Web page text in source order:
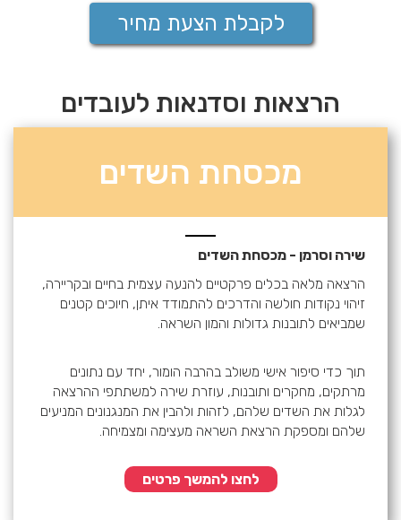
לקבלת הצעת מחיר
הרצאות וסדנאות לעובדים
מכסחת השדים
שירה וסרמן - מכסחת השדים
הרצאה מלאה בכלים פרקטיים להנעה עצמית בחיים ובקריירה,
זיהוי נקודות חולשה והדרכים להתמודד איתן, חיוכים קטנים
שמביאים לתובנות גדולות והמון השראה.
תוך כדי סיפור אישי משולב בהרבה הומור, יחד עם נתונים
מרתקים, מחקרים ותובנות, עוזרת שירה למשתתפי ההרצאה
לגלות את השדים שלהם, לזהות ולהבין את המנגנונים המניעים
שלהם ומספקת הרצאת השראה מעצימה ומצמיחה.
לחצו להמשך פרטים